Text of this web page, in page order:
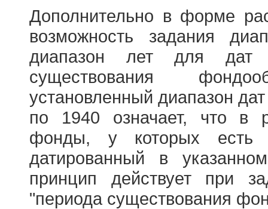
Дополнительно в форме
возможность задания
диапазон лет для
существования
установленный диапазон
по 1940 означает, что в
фонды, у которых есть
датированный в
принцип действует при
"периода существования